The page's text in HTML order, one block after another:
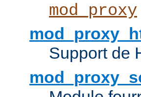
mod_proxy
Support de